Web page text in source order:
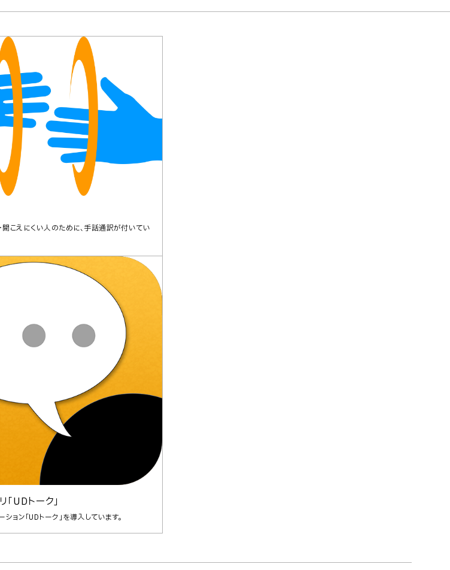
聞こえにくい人のために、手話通訳が付いてい
UDトーク」
ョン「UDトーク」を導入しています。